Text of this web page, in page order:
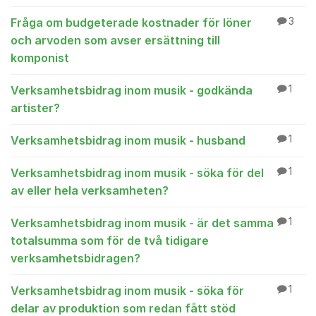
Fråga om budgeterade kostnader för löner
och arvoden som avser ersättning till
komponist
3
Verksamhetsbidrag inom musik - godkända
artister?
1
Verksamhetsbidrag inom musik - husband 1
Verksamhetsbidrag inom musik - söka för del
av eller hela verksamheten?
1
Verksamhetsbidrag inom musik - är det samma
totalsumma som för de två tidigare
verksamhetsbidragen?
1
Verksamhetsbidrag inom musik - söka för
delar av produktion som redan fått stöd
1